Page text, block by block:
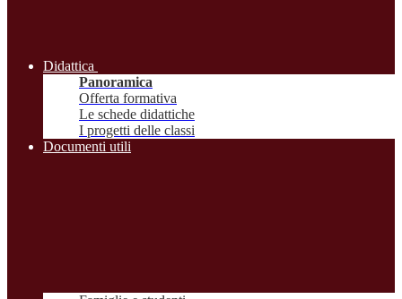
Didattica
Panoramica
Offerta formativa
Le schede didattiche
I progetti delle classi
Documenti utili